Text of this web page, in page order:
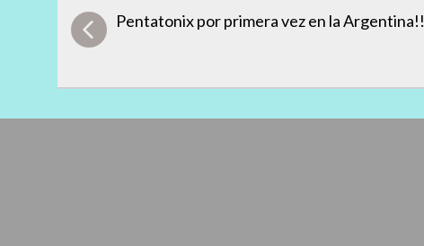
Pentatonix por primera vez en la Argentina!!